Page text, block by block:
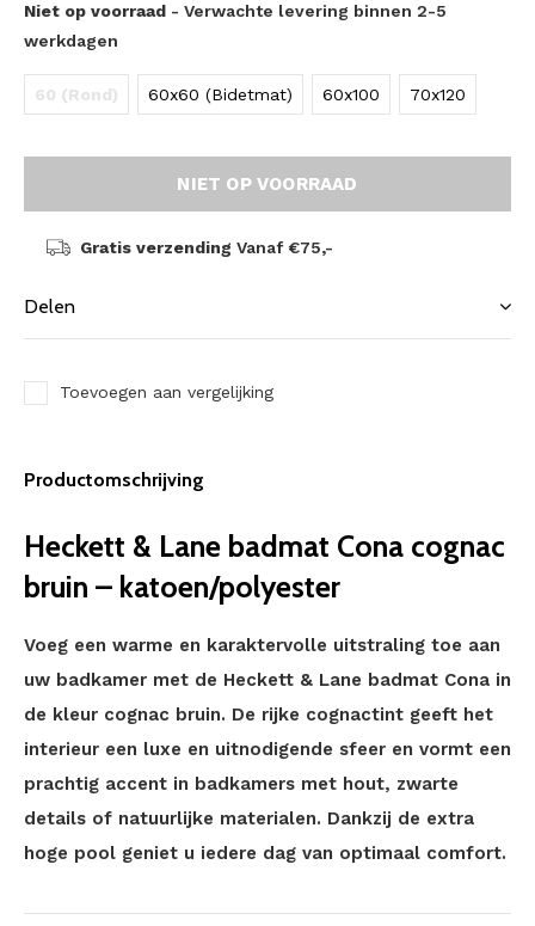
Niet op voorraad - Verwachte levering binnen 2-5
werkdagen
60 (Rond) 60x60 (Bidetmat) 60x100 70x120
NIET OP VOORRAAD
Gratis verzending Vanaf €75,-
Delen
Toevoegen aan vergelijking
Productomschrijving
Heckett & Lane badmat Cona cognac
bruin – katoen/polyester
Voeg een warme en karaktervolle uitstraling toe aan
uw badkamer met de Heckett & Lane badmat Cona in
de kleur cognac bruin. De rijke cognactint geeft het
interieur een luxe en uitnodigende sfeer en vormt een
prachtig accent in badkamers met hout, zwarte
details of natuurlijke materialen. Dankzij de extra
hoge pool geniet u iedere dag van optimaal comfort.